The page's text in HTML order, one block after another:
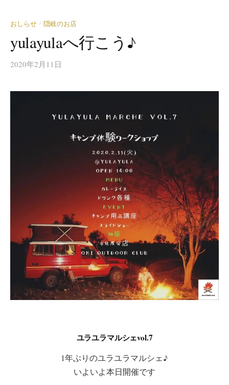
おしらせ / 隠岐のお店
yulayulaへ行こう♪
2020年2月11日
ユラユラマルシェvol.7
1年ぶりのユラユラマルシェ♪
いよいよ本日開催です